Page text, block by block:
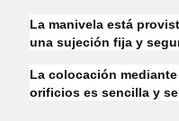
La manivela está
una sujeción fija y
La colocación
orificios es sencilla y